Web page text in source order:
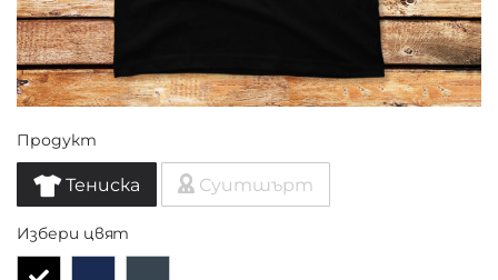
Продукт
Тениска Суитшърт
Избери цвят